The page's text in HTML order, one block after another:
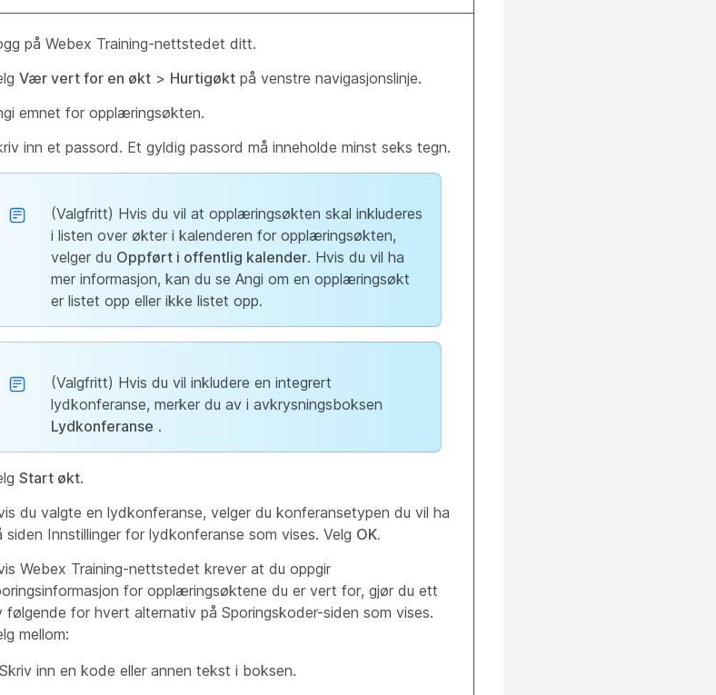
på Webex Training-nettstedet ditt.
Vær vert for en økt > Hurtigøkt på venstre navigasjonslinje.
emnet for opplæringsøkten.
inn et passord. Et gyldig passord må inneholde minst seks tegn.
(Valgfritt) Hvis du vil at opplæringsøkten skal inkluderes
i listen over økter i kalenderen for opplæringsøkten,
velger du Oppført i offentlig kalender. Hvis du vil ha
mer informasjon, kan du se Angi om en opplæringsøkt
er listet opp eller ikke listet opp.
(Valgfritt) Hvis du vil inkludere en integrert
lydkonferanse, merker du av i avkrysningsboksen
Lydkonferanse .
Start økt.
du valgte en lydkonferanse, velger du konferansetypen du vil ha
siden Innstillinger for lydkonferanse som vises. Velg OK.
Webex Training-nettstedet krever at du oppgir
for opplæringsøktene du er vert for, gjør du ett
følgende for hvert alternativ på Sporingskoder-siden som vises.
mellom:
Skriv inn en kode eller annen tekst i boksen.